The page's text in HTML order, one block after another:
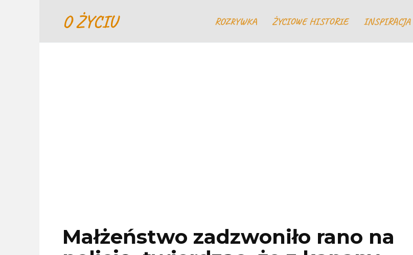
O ŻYCIU ROZRYWKA ŻYCIOWE HISTORIE INSPIRACJA
Małżeństwo zadzwoniło rano na